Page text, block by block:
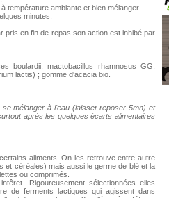
température ambiante et bien mélanger.
minutes.
pris en fin de repas son action est inhibé par
boulardii; mactobacillus rhamnosus GG,
lactis) ; gomme d'acacia bio.
se mélanger à l'eau (laisser reposer 5mn) et
après les quelques écarts alimentaires
aliments. On les retrouve entre autre
et céréales) mais aussi le germe de blé et la
ou comprimés.
Rigoureusement sélectionnées elles
de ferments lactiques qui agissent dans